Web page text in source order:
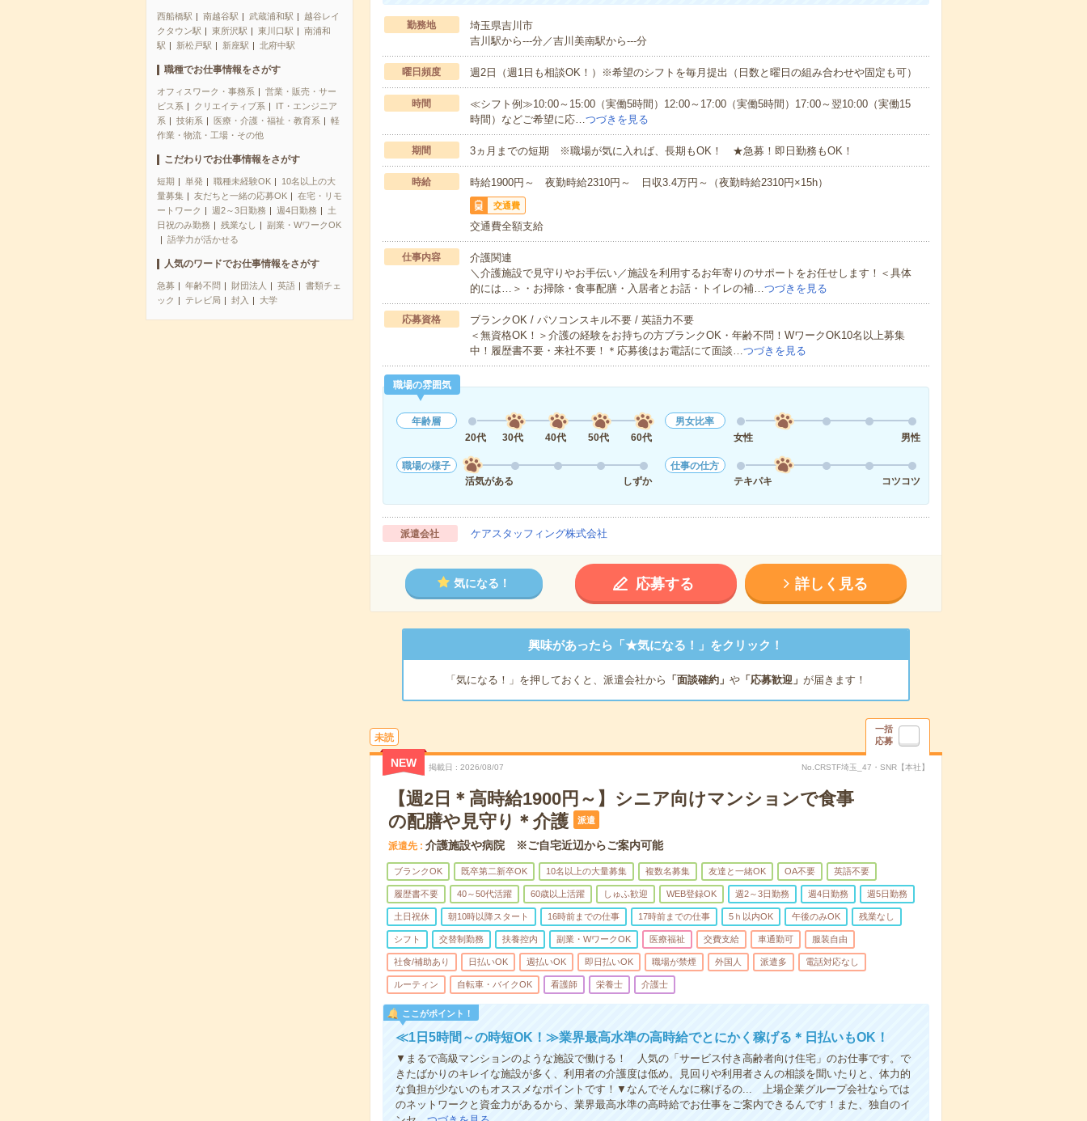
西船橋駅 南越谷駅 武蔵浦和駅
越谷レイ
クタウン駅
東所沢駅 東川口駅
南浦和
駅
新松戸駅 新座駅 北府中駅
職種でお仕事情報をさがす
オフィスワーク・事務系
営業・販売・サー
ビス系
クリエイティブ系
IT・エンジニア
系
技術系 医療・介護・福祉・教育系
軽
作業・物流・工場・その他
こだわりでお仕事情報をさがす
短期 単発 職種未経験OK
10名以上の大
量募集
友だちと一緒の応募OK
在宅・リモ
ートワーク
週2～3日勤務 週4日勤務
土
日祝のみ勤務
残業なし
副業・WワークOK
語学力が活かせる
人気のワードでお仕事情報をさがす
急募 年齢不問 財団法人 英語
書類チェ
ック
テレビ局 封入 大学
勤務地
埼玉県吉川市
吉川駅から---分／吉川美南駅から---分
曜日頻度 週2日（週1日も相談OK！）※希望のシフトを毎月提出（日数と曜日の組み合わせや固定も可）
時間
≪シフト例≫10:00～15:00（実働5時間）12:00～17:00（実働5時間）17:00～翌10:00（実働15
時間）などご希望に応…つづきを見る
期間 3ヵ月までの短期 ※職場が気に入れば、長期もOK！ ★急募！即日勤務もOK！
時給 時給1900円～ 夜勤時給2310円～ 日収3.4万円～（夜勤時給2310円×15h）
交通費
交通費全額支給
仕事内容
介護関連
＼介護施設で見守りやお手伝い／施設を利用するお年寄りのサポートをお任せします！＜具体
的には…＞・お掃除・食事配膳・入居者とお話・トイレの補…つづきを見る
応募資格
ブランクOK / パソコンスキル不要 / 英語力不要
＜無資格OK！＞介護の経験をお持ちの方ブランクOK・年齢不問！WワークOK10名以上募集
中！履歴書不要・来社不要！＊応募後はお電話にて面談…つづきを見る
職場の雰囲気
年齢層
20代
30代 40代 50代 60代
男女比率
女性
男性
職場の様子
活気がある
しずか
仕事の仕方
テキパキ
コツコツ
派遣会社 ケアスタッフィング株式会社
気になる！ 応募する 詳しく見る
興味があったら「★気になる！」をクリック！
「気になる！」を押しておくと、派遣会社から 「面談確約」 や「応募歓迎」 が届きます！
未読
一括
応募
NEW 掲載日 2026/08/07 No.CRSTF埼玉_47・SNR【本社】
【週2日＊高時給1900円～】シニア向けマンションで食事
の配膳や見守り＊介護
派遣
派遣先 介護施設や病院 ※ご自宅近辺からご案内可能
ブランクOK 既卒第二新卒OK 10名以上の大量募集 複数名募集 友達と一緒OK OA不要 英語不要
履歴書不要 40～50代活躍 60歳以上活躍 しゅふ歓迎 WEB登録OK 週2～3日勤務 週4日勤務 週5日勤務
土日祝休 朝10時以降スタート 16時前までの仕事 17時前までの仕事 5ｈ以内OK 午後のみOK 残業なし
シフト 交替制勤務 扶養控内 副業・WワークOK 医療福祉 交費支給 車通勤可 服装自由
社食/補助あり 日払いOK 週払いOK 即日払いOK 職場が禁煙 外国人 派遣多 電話対応なし
ルーティン 自転車・バイクOK 看護師 栄養士 介護士
ここがポイント！
≪1日5時間～の時短OK！≫業界最高水準の高時給でとにかく稼げる＊日払いもOK！
▼まるで高級マンションのような施設で働ける！ 人気の「サービス付き高齢者向け住宅」のお仕事です。で
きたばかりのキレイな施設が多く、利用者の介護度は低め。見回りや利用者さんの相談を聞いたりと、体力的
な負担が少ないのもオススメなポイントです！▼なんでそんなに稼げるの... 上場企業グループ会社ならでは
のネットワークと資金力があるから、業界最高水準の高時給でお仕事をご案内できるんです！また、独自のイ